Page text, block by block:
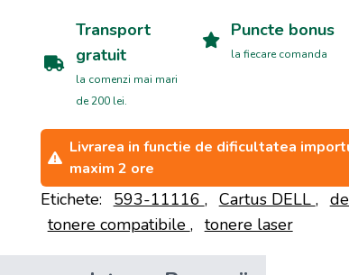
Transport
gratuit
la comenzi mai mari
de 200 lei.
Puncte bonus
la fiecare comanda
Livrarea in functie de dificultatea
maxim 2 ore
Etichete: 593-11116 , Cartus DELL ,
tonere compatibile , tonere laser